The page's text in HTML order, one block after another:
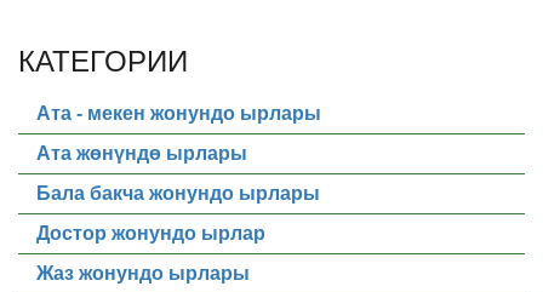
КАТЕГОРИИ
Ата - мекен жонундо ырлары
Ата жөнүндө ырлары
Бала бакча жонундо ырлары
Достор жонундо ырлар
Жаз жонундо ырлары